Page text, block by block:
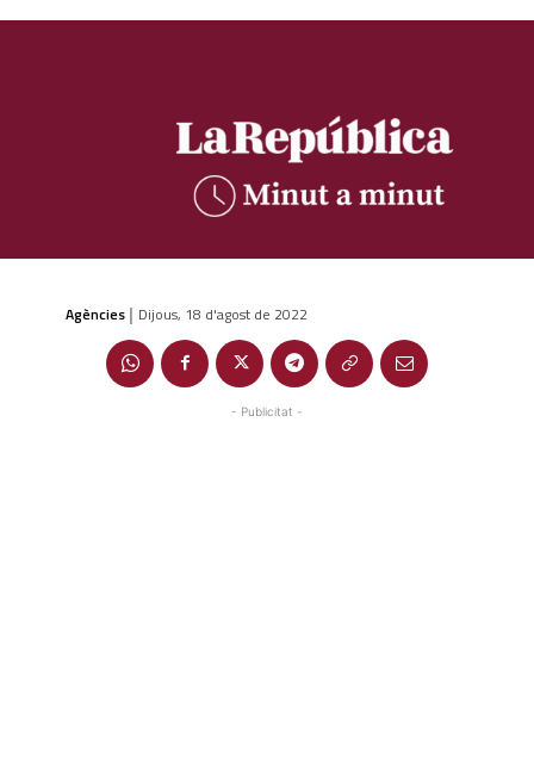
Agències | Dijous, 18 d'agost de 2022
- Publicitat -